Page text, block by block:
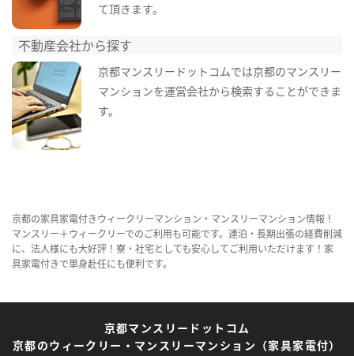
て頂きます。
不動産会社から探す
京都マンスリードットコムでは京都のマンスリー
マンションを運営会社から検索することができま
す。
京都の家具家電付きウィークリーマンション・マンスリーマンション情報！
マンスリー＋ウィークリーでのご利用も可能です。連泊・長期出張の経費削減
に、法人様にも大好評！寮・社宅としても安心してご利用いただけます！家
具家電付きで単身赴任にも便利です。
京都マンスリードットコム
京都のウィークリー・マンスリーマンション（家具家電付）